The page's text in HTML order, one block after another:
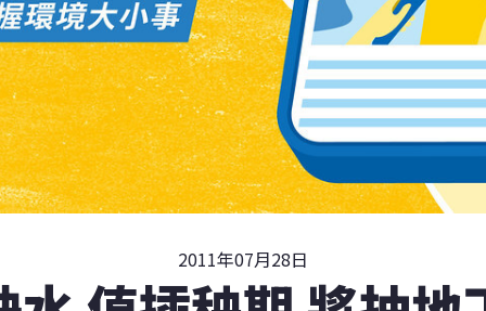
2011年07月28日